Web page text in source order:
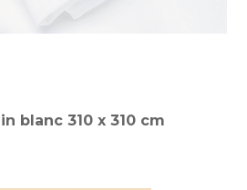
blanc 310 x 310 cm